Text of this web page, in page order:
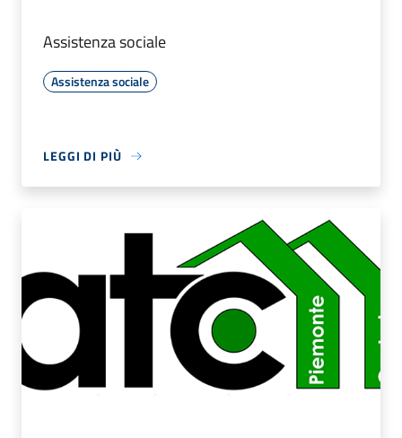
Assistenza sociale
Assistenza sociale
LEGGI DI PIÙ